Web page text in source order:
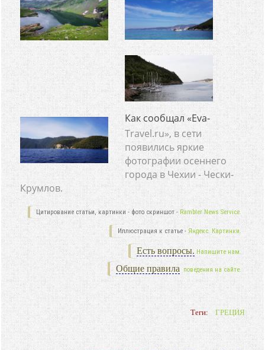
Как сообщал «Eva-
Travel.ru», в сети
появились яркие
фотографии осеннего
города в Чехии - Чески-
Крумлов.
Цитирование статьи, картинки - фото скриншот - Rambler News Service.
Иллюстрация к статье - Яндекс. Картинки.
Есть вопросы. Напишите нам.
Общие правила поведения на сайте.
Теги: ГРЕЦИЯ